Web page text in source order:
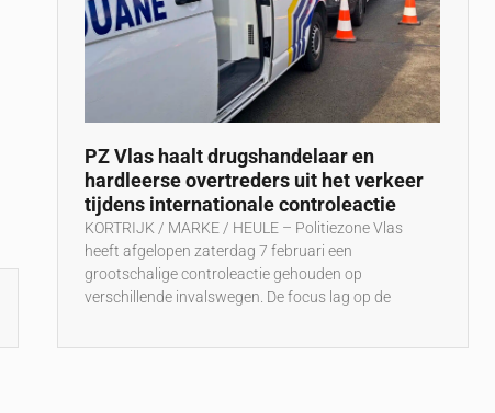
PZ Vlas haalt drugshandelaar en
hardleerse overtreders uit het verkeer
tijdens internationale controleactie
KORTRIJK / MARKE / HEULE – Politiezone Vlas
heeft afgelopen zaterdag 7 februari een
grootschalige controleactie gehouden op
verschillende invalswegen. De focus lag op de